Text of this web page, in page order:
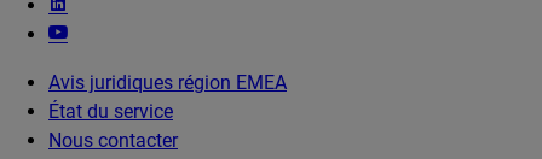
Avis juridiques région EMEA
État du service
Nous contacter